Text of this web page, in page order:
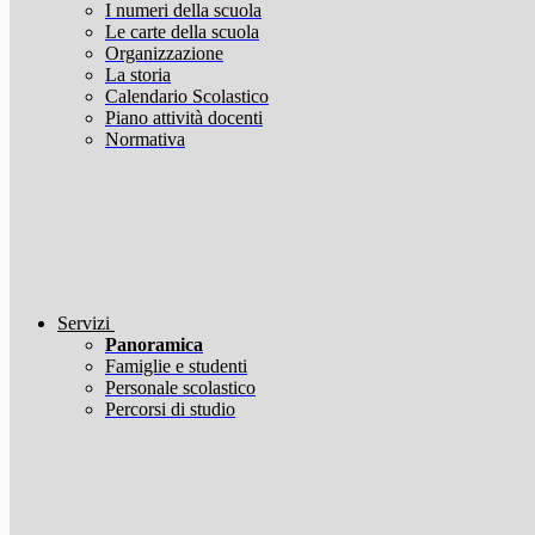
I numeri della scuola
Le carte della scuola
Organizzazione
La storia
Calendario Scolastico
Piano attività docenti
Normativa
Servizi
Panoramica
Famiglie e studenti
Personale scolastico
Percorsi di studio